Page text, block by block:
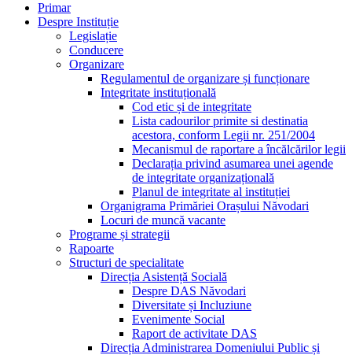
Primar
Despre Instituție
Legislație
Conducere
Organizare
Regulamentul de organizare și funcționare
Integritate instituțională
Cod etic și de integritate
Lista cadourilor primite si destinatia
acestora, conform Legii nr. 251/2004
Mecanismul de raportare a încălcărilor legii
Declarația privind asumarea unei agende
de integritate organizațională
Planul de integritate al instituției
Organigrama Primăriei Orașului Năvodari
Locuri de muncă vacante
Programe și strategii
Rapoarte
Structuri de specialitate
Direcția Asistență Socială
Despre DAS Năvodari
Diversitate și Incluziune
Evenimente Social
Raport de activitate DAS
Direcția Administrarea Domeniului Public și